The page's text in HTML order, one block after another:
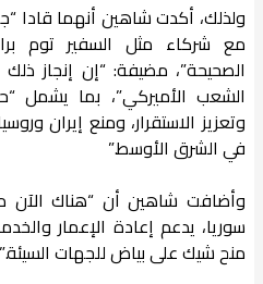
ولذلك، أكدت شاهين أنهما قادا
مع شركاء مثل السفير توم
الصحيحة”، مضيفة: “إن إنجاز
الشعب الأميركي”، بما يشمل
وتعزيز الاستقرار، ومنع إيران
في الشرق الأوسط.”
وأضافت شاهين أن “هناك الآن
سوريا، يدعم إعادة الإعمار
منح شيك على بياض للجهات السيئة.”